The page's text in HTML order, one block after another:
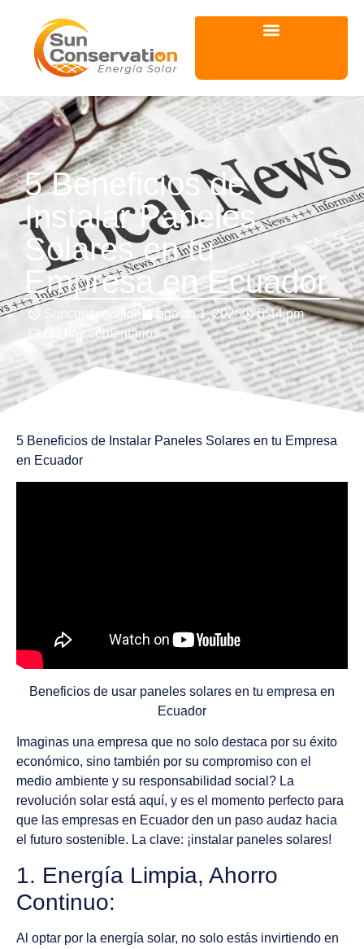
5 Beneficios de
Instalar Paneles
Solares en tu
Empresa en Ecuador
Sunconservation agosto 1, 2025
5:44 pm
No hay comentarios
5 Beneficios de Instalar Paneles Solares en tu Empresa
en Ecuador
Beneficios de usar paneles solares en tu empresa en
Ecuador
Imaginas una empresa que no solo destaca por su éxito
económico, sino también por su compromiso con el
medio ambiente y su responsabilidad social? La
revolución solar está aquí, y es el momento perfecto para
que las empresas en Ecuador den un paso audaz hacia
el futuro sostenible. La clave: ¡instalar paneles solares!
1. Energía Limpia, Ahorro
Continuo:
Al optar por la energía solar, no solo estás invirtiendo en